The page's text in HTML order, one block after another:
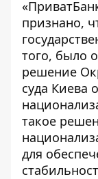
признано,
того, было
решение
суда Киева
такое
для